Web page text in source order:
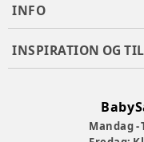
INFO
INSPIRATION OG
Mandag -